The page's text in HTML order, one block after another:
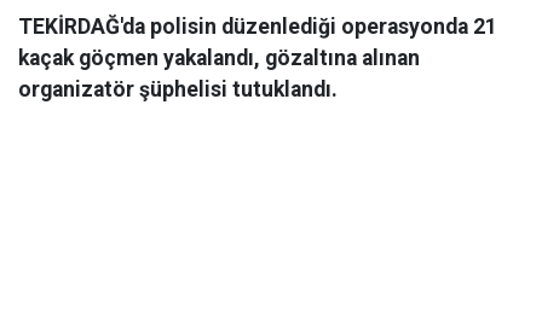
TEKİRDAĞ'da polisin düzenlediği operasyonda 21
kaçak göçmen yakalandı, gözaltına alınan
organizatör şüphelisi tutuklandı.